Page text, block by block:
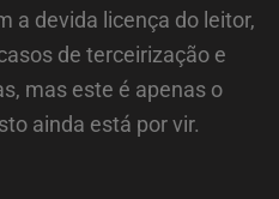
a devida licença do leitor,
de terceirização e
mas este é apenas o
ainda está por vir.